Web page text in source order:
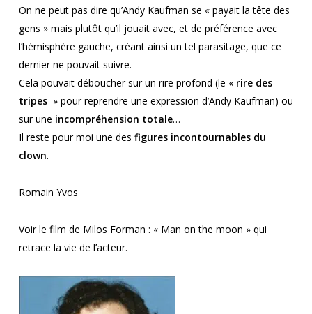
On ne peut pas dire qu’Andy Kaufman se « payait la tête des
gens » mais plutôt qu’il jouait avec, et de préférence avec
l’hémisphère gauche, créant ainsi un tel parasitage, que ce
dernier ne pouvait suivre.
Cela pouvait déboucher sur un rire profond (le « rire des
tripes» pour reprendre une expression d’Andy Kaufman) ou
sur une incompréhension totale…
Il reste pour moi une des figures incontournables du
clown.
Romain Yvos
Voir le film de Milos Forman : « Man on the moon » qui
retrace la vie de l’acteur.